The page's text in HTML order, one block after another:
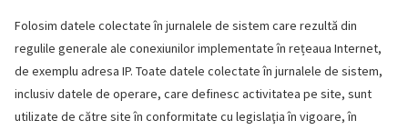
Folosim datele colectate în jurnalele de sistem care rezultă din
regulile generale ale conexiunilor implementate în rețeaua Internet,
de exemplu adresa IP. Toate datele colectate în jurnalele de sistem,
inclusiv datele de operare, care definesc activitatea pe site, sunt
utilizate de către site în conformitate cu legislaţia în vigoare, în